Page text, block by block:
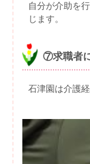
自分が介助を
じます。
⑦求職者
石津園は介護